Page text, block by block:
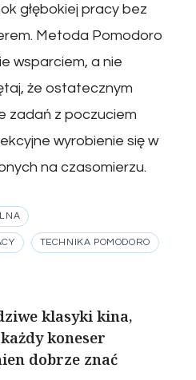
głębokiej pracy bez
Metoda Pomodoro
wsparciem, a nie
że ostatecznym
zadań z poczuciem
wyrobienie się w
na czasomierzu.
TECHNIKA POMODORO
klasyki kina,
koneser
dobrze znać